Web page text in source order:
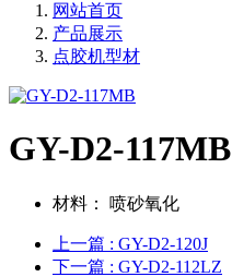
网站首页
产品展示
点胶机型材
GY-D2-117MB
材料： 喷砂氧化
上一篇 : GY-D2-120J
下一篇 : GY-D2-112LZ